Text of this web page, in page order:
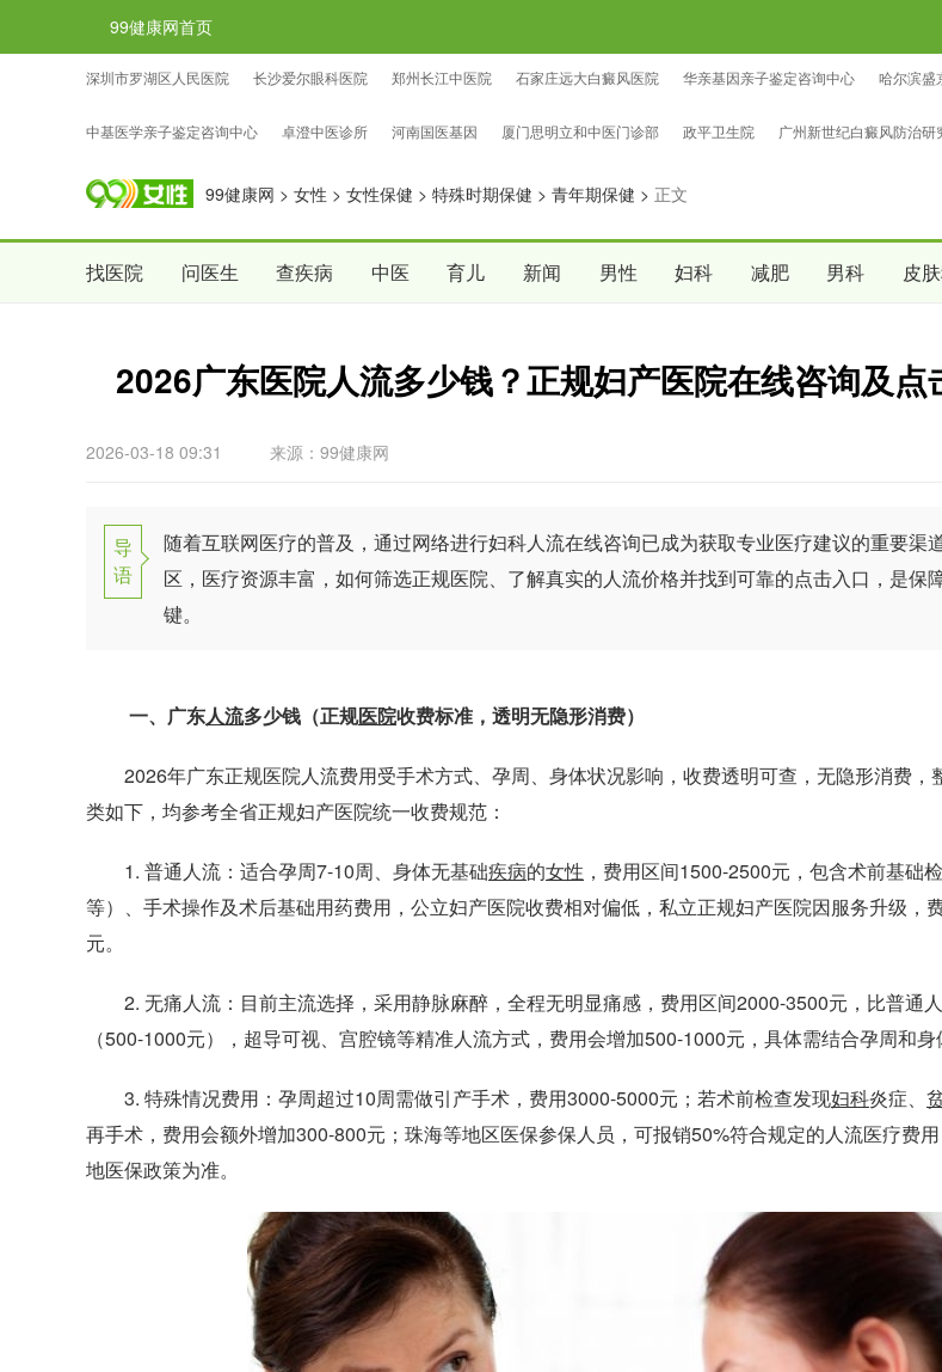
99健康网首页
深圳市罗湖区人民医院 长沙爱尔眼科医院 郑州长江中医院 石家庄远大白癜风医院 华亲基因亲子鉴定咨询中心 哈尔滨盛
中基医学亲子鉴定咨询中心
卓澄中医诊所 河南国医基因 厦门思明立和中医门诊部 政平卫生院 广州新世纪白癜风防治研
99健康网 > 女性 > 女性保健 > 特殊时期保健 > 青年期保健 > 正文
找医院 问医生 查疾病 中医 育儿 新闻 男性 妇科 减肥 男科 皮
2026广东医院人流多少钱？正规妇产医院在线咨询及点
2026-03-18 09:31 来源：99健康网
导
语
随着互联网医疗的普及，通过网络进行妇科人流在线咨询已成为获取专业医疗建议的重要渠
区，医疗资源丰富，如何筛选正规医院、了解真实的人流价格并找到可靠的点击入口，是保
键。
一、广东人流多少钱（正规医院收费标准，透明无隐形消费）
2026年广东正规医院人流费用受手术方式、孕周、身体状况影响，收费透明可查，无隐形消费，
类如下，均参考全省正规妇产医院统一收费规范：
1. 普通人流：适合孕周7-10周、身体无基础疾病的女性 ，费用区间1500-2500元，包含术前基础
等）、手术操作及术后基础用药费用，公立妇产医院收费相对偏低，私立正规妇产医院因服务升级，
元。
2. 无痛人流：目前主流选择，采用静脉麻醉，全程无明显痛感，费用区间2000-3500元，比普通
（500-1000元），超导可视、宫腔镜等精准人流方式，费用会增加500-1000元，具体需结合孕周和身
3. 特殊情况费用：孕周超过10周需做引产手术，费用3000-5000元；若术前检查发现妇科炎症、
再手术，费用会额外增加300-800元；珠海等地区医保参保人员，可报销50%符合规定的人流医疗费
地医保政策为准。